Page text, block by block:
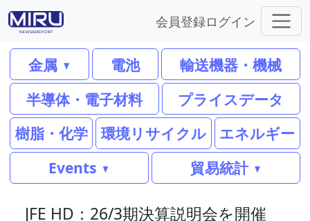
会員登録ログイン
金属 電池
輸送機器・機械
半導体・電子材料
プライスデータ
樹脂・化学
環境リサイクル
エネルギー
Events
貿易統計
JFE HD：26/3期決算説明会を開催